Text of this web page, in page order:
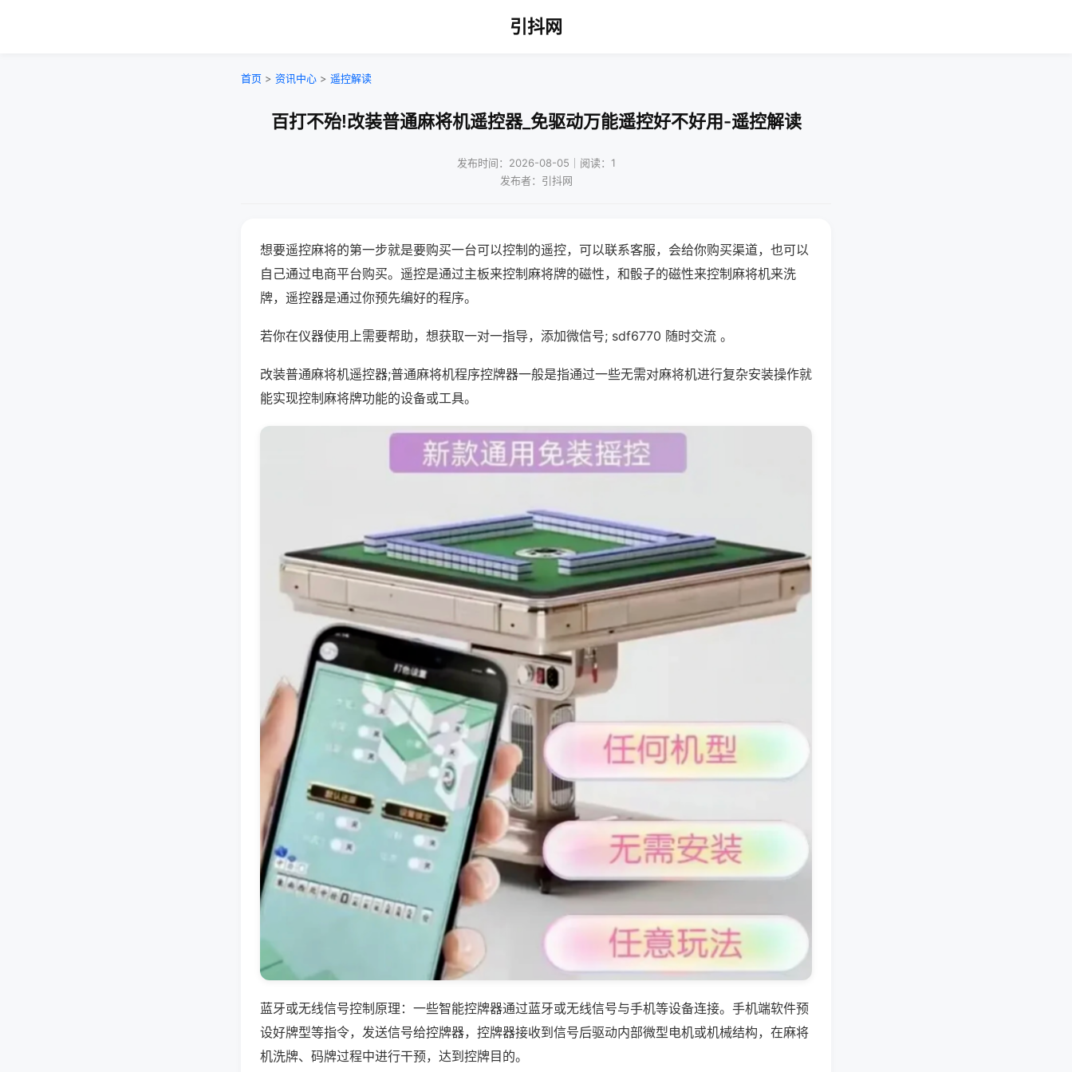
引抖网
首页 > 资讯中心 > 遥控解读
百打不殆!改装普通麻将机遥控器_免驱动万能遥控好不好用-遥控解读
发布时间：2026-08-05｜阅读：1
发布者：引抖网
想要遥控麻将的第一步就是要购买一台可以控制的遥控，可以联系客服，会给你购买渠道，也可以
自己通过电商平台购买。遥控是通过主板来控制麻将牌的磁性，和骰子的磁性来控制麻将机来洗
牌，遥控器是通过你预先编好的程序。
若你在仪器使用上需要帮助，想获取一对一指导，添加微信号; sdf6770 随时交流 。
改装普通麻将机遥控器;普通麻将机程序控牌器一般是指通过一些无需对麻将机进行复杂安装操作就
能实现控制麻将牌功能的设备或工具。
蓝牙或无线信号控制原理：一些智能控牌器通过蓝牙或无线信号与手机等设备连接。手机端软件预
设好牌型等指令，发送信号给控牌器，控牌器接收到信号后驱动内部微型电机或机械结构，在麻将
机洗牌、码牌过程中进行干预，达到控牌目的。